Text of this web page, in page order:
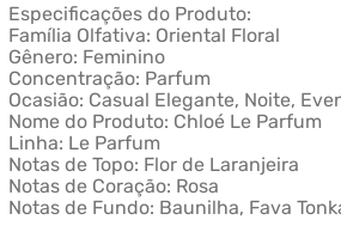
Especificações do Produto:
Família Olfativa: Oriental Floral
Gênero: Feminino
Concentração: Parfum
Ocasião: Casual Elegante, Noite,
Nome do Produto: Chloé Le Parfum
Linha: Le Parfum
Notas de Topo: Flor de Laranjeira
Notas de Coração: Rosa
Notas de Fundo: Baunilha, Fava